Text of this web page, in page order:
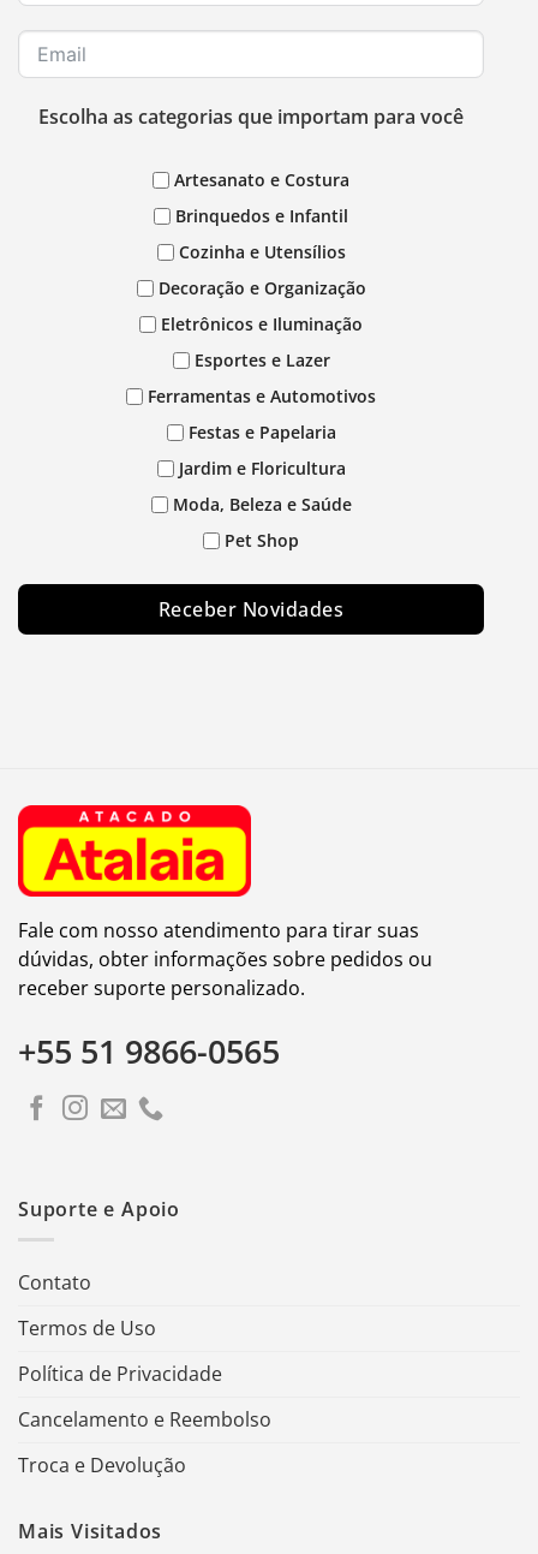
Escolha as categorias que importam para você
Artesanato e Costura
Brinquedos e Infantil
Cozinha e Utensílios
Decoração e Organização
Eletrônicos e Iluminação
Esportes e Lazer
Ferramentas e Automotivos
Festas e Papelaria
Jardim e Floricultura
Moda, Beleza e Saúde
Pet Shop
Receber Novidades
Fale com nosso atendimento para tirar suas
dúvidas, obter informações sobre pedidos ou
receber suporte personalizado.
+55 51 9866-0565
Suporte e Apoio
Contato
Termos de Uso
Política de Privacidade
Cancelamento e Reembolso
Troca e Devolução
Mais Visitados